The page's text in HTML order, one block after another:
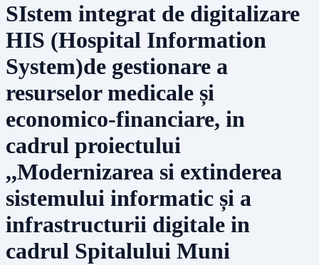
SIstem integrat de digitalizare
HIS (Hospital Information
System)de gestionare a
resurselor medicale și
economico-financiare, in
cadrul proiectului
,,Modernizarea si extinderea
sistemului informatic și a
infrastructurii digitale in
cadrul Spitalului Muni